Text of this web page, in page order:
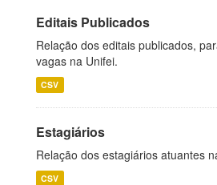
Editais Publicados
Relação dos editais publicados,
vagas na Unifei.
CSV
Estagiários
Relação dos estagiários atuantes
CSV